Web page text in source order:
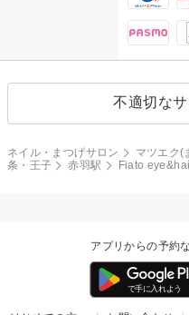
不適切な
ネイル・まつげサロン マツエク(
条・王子
赤羽駅 Fiato
アプリからの予約